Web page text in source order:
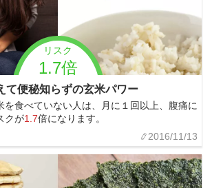
リスク
1.7倍
て便秘知らずの玄米パワー
を食べていない人は、月に１回以上、腹痛に
クが1.7倍になります。
2016/11/13